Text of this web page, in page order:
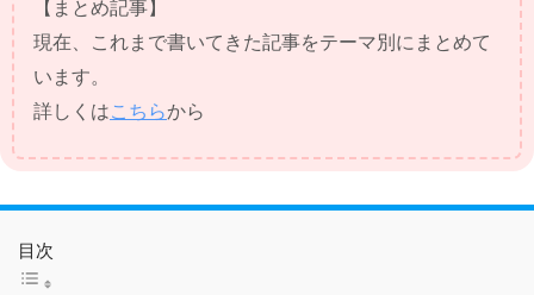
【まとめ記事】
現在、これまで書いてきた記事をテーマ別にまとめて
います。
詳しくはこちらから
目次